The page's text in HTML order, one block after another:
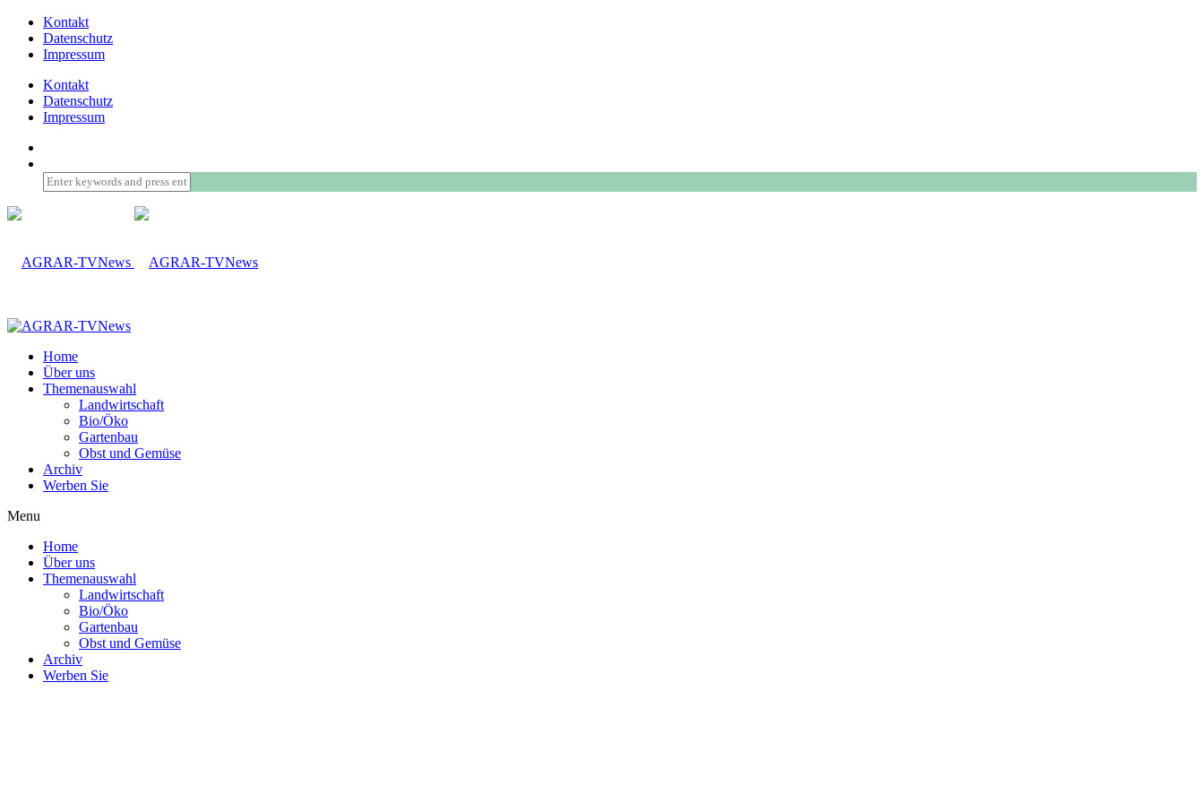
Kontakt
Datenschutz
Impressum
Kontakt
Datenschutz
Impressum
Home
Über uns
Themenauswahl
Landwirtschaft
Bio/Öko
Gartenbau
Obst und Gemüse
Archiv
Werben Sie
Menu
Home
Über uns
Themenauswahl
Landwirtschaft
Bio/Öko
Gartenbau
Obst und Gemüse
Archiv
Werben Sie